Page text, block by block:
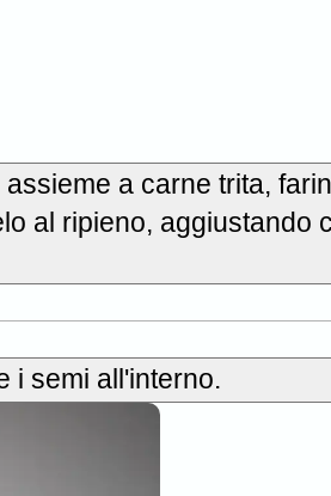
a carne trita,
al ripieno, aggiustando
i semi all'interno.